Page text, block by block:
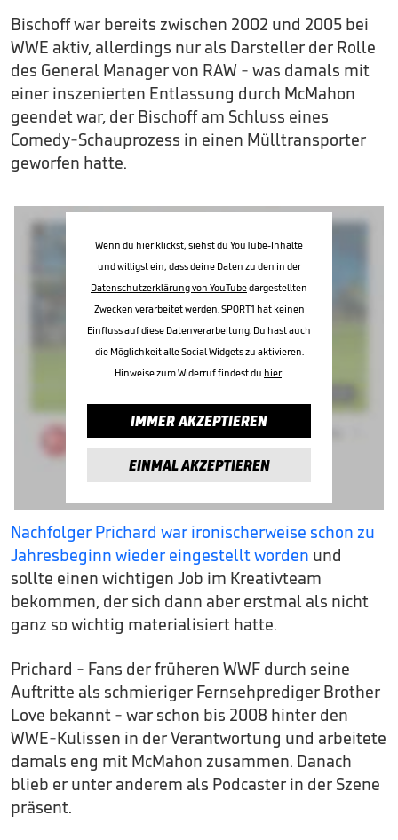
Bischoff war bereits zwischen 2002 und 2005 bei
WWE aktiv, allerdings nur als Darsteller der Rolle
des General Manager von RAW - was damals mit
einer inszenierten Entlassung durch McMahon
geendet war, der Bischoff am Schluss eines
Comedy-Schauprozess in einen Mülltransporter
geworfen hatte.
Wenn du hier klickst, siehst du YouTube-Inhalte
und willigst ein, dass deine Daten zu den in der
Datenschutzerklärung von YouTubedargestellten
Zwecken verarbeitet werden. SPORT1 hat keinen
Einfluss auf diese Datenverarbeitung. Du hast auch
die Möglichkeit alle Social Widgets zu aktivieren.
Hinweise zum Widerruf findest du hier.
IMMER AKZEPTIEREN
EINMAL AKZEPTIEREN
Nachfolger Prichard war ironischerweise schon zu
Jahresbeginn wieder eingestellt worden und
sollte einen wichtigen Job im Kreativteam
bekommen, der sich dann aber erstmal als nicht
ganz so wichtig materialisiert hatte.
Prichard - Fans der früheren WWF durch seine
Auftritte als schmieriger Fernsehprediger Brother
Love bekannt - war schon bis 2008 hinter den
WWE-Kulissen in der Verantwortung und arbeitete
damals eng mit McMahon zusammen. Danach
blieb er unter anderem als Podcaster in der Szene
präsent.